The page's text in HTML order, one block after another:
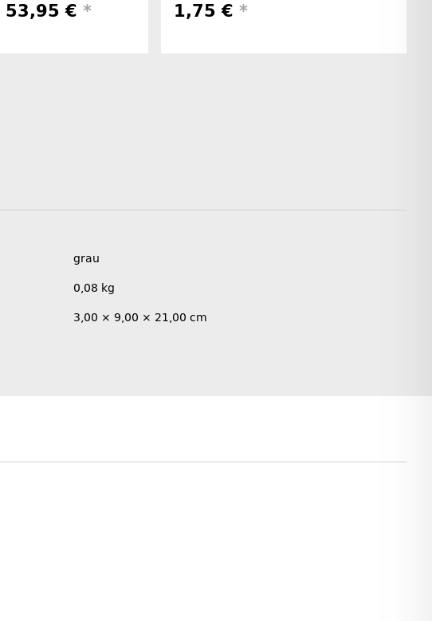
53,95 € * 1,75 € *
grau
0,08 kg
3,00 × 9,00 × 21,00 cm